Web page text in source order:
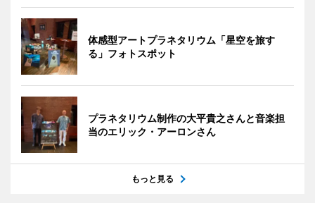
体感型アートプラネタリウム「星空を旅す
る」フォトスポット
プラネタリウム制作の大平貴之さんと音楽担
当のエリック・アーロンさん
もっと見る